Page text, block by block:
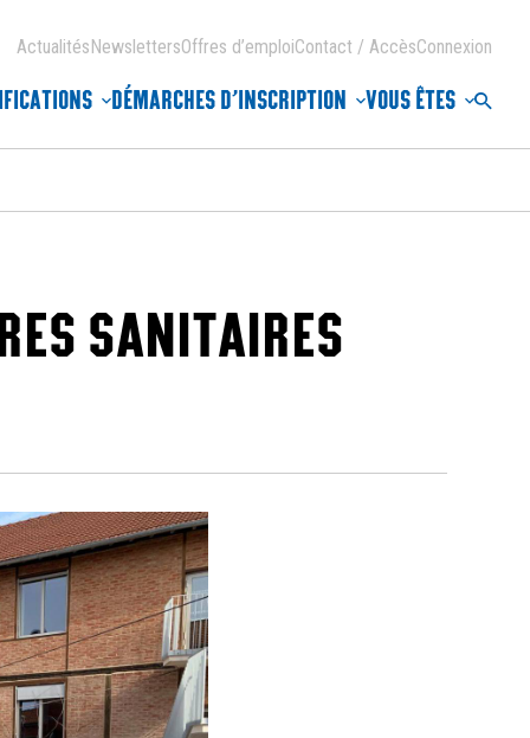
DÉMARCHES D’INSCRIPTION VOUS ÊTES
ActualitésNewslettersOffres d’emploiContact / AccèsConnexion
SANITAIRES